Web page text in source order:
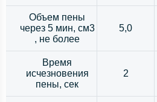
Объем пены
через 5 мин, см3
, не более
5,0
Время
исчезновения
пены, сек
2